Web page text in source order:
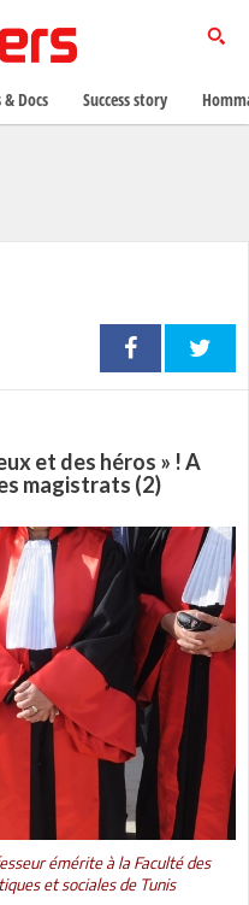
et des héros » ! A
magistrats (2)
émérite à la Faculté des
et sociales de Tunis
Docs Success story